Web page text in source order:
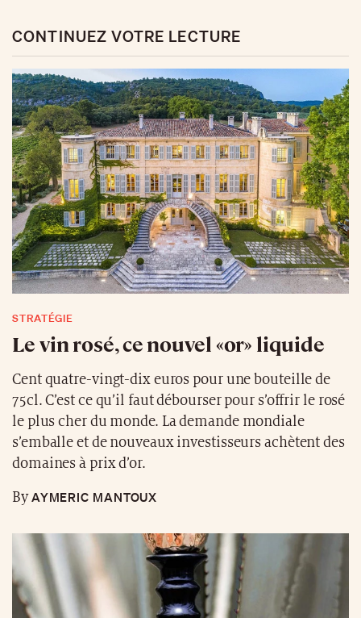
CONTINUEZ VOTRE LECTURE
STRATÉGIE
Le vin rosé, ce nouvel «or» liquide
Cent quatre-vingt-dix euros pour une bouteille de
75cl. C’est ce qu’il faut débourser pour s’offrir le rosé
le plus cher du monde. La demande mondiale
s’emballe et de nouveaux investisseurs achètent des
domaines à prix d’or.
ByAYMERIC MANTOUX